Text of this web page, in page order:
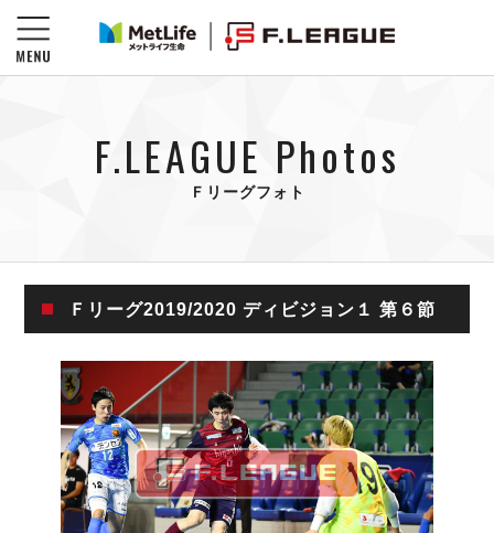
F.LEAGUE Photos
Ｆリーグフォト
Ｆリーグ2019/2020 ディビジョン１ 第６節